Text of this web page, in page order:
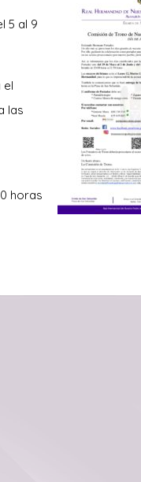
5 al 9
el
las
horas